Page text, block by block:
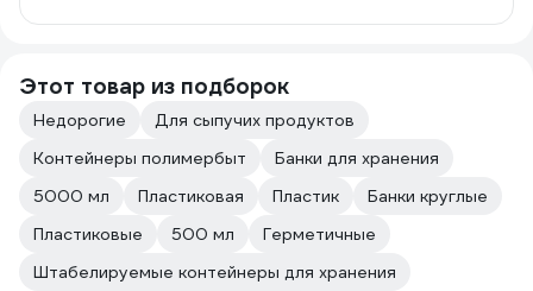
Этот товар из подборок
Недорогие
Для сыпучих продуктов
Контейнеры полимербыт
Банки для хранения
5000 мл
Пластиковая Пластик
Банки круглые
Пластиковые
500 мл
Герметичные
Штабелируемые контейнеры для хранения